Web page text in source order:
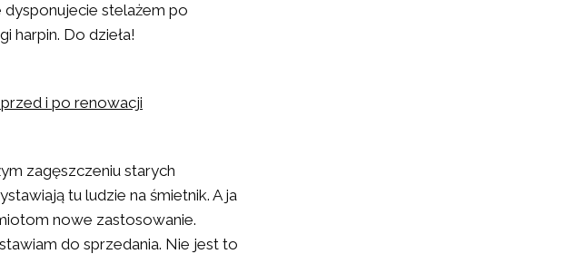
stelażem po
harpin. Do dzieła!
i po renowacji
zagęszczeniu starych
tu ludzie na śmietnik. A ja
nowe zastosowanie.
do sprzedania. Nie jest to